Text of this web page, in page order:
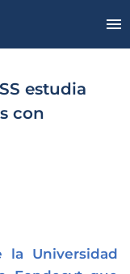
estudia
con
la Universidad